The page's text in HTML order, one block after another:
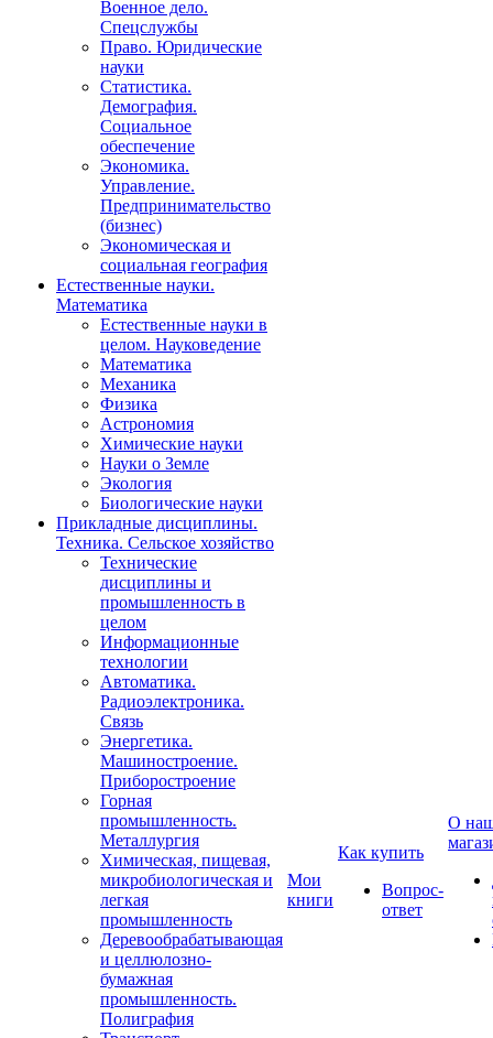
Военное дело.
Спецслужбы
Право. Юридические
науки
Статистика.
Демография.
Социальное
обеспечение
Экономика.
Управление.
Предпринимательство
(бизнес)
Экономическая и
социальная география
Естественные науки.
Математика
Естественные науки в
целом. Науковедение
Математика
Механика
Физика
Астрономия
Химические науки
Науки о Земле
Экология
Биологические науки
Прикладные дисциплины.
Техника. Сельское хозяйство
Технические
дисциплины и
промышленность в
целом
Информационные
технологии
Автоматика.
Радиоэлектроника.
Связь
Энергетика.
Машиностроение.
Приборостроение
Горная
промышленность.
Металлургия
Химическая, пищевая,
микробиологическая и
легкая
промышленность
Деревообрабатывающая
и целлюлозно-
бумажная
промышленность.
Полиграфия
Мои
книги
Как купить
Вопрос-
ответ
О